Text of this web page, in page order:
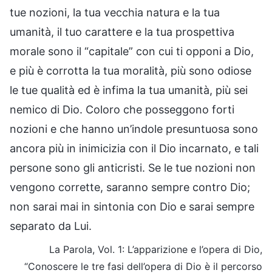
tue nozioni, la tua vecchia natura e la tua
umanità, il tuo carattere e la tua prospettiva
morale sono il “capitale” con cui ti opponi a Dio,
e più è corrotta la tua moralità, più sono odiose
le tue qualità ed è infima la tua umanità, più sei
nemico di Dio. Coloro che posseggono forti
nozioni e che hanno un’indole presuntuosa sono
ancora più in inimicizia con il Dio incarnato, e tali
persone sono gli anticristi. Se le tue nozioni non
vengono corrette, saranno sempre contro Dio;
non sarai mai in sintonia con Dio e sarai sempre
separato da Lui.
La Parola, Vol. 1: L’apparizione e l’opera di Dio,
“Conoscere le tre fasi dell’opera di Dio è il percorso